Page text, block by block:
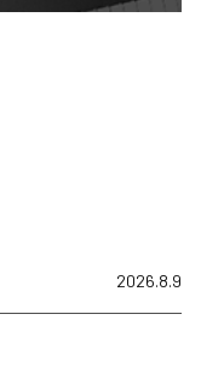
2026.8.9